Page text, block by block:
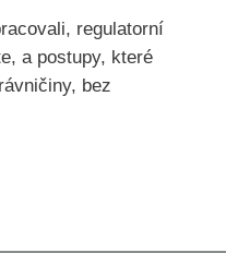
regulatorní
a postupy, které
bez